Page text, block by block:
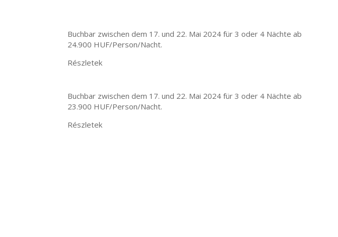
Buchbar zwischen dem 17. und 22. Mai 2024 für 3 oder 4 Nächte ab
24.900 HUF/Person/Nacht.
Részletek
Buchbar zwischen dem 17. und 22. Mai 2024 für 3 oder 4 Nächte ab
23.900 HUF/Person/Nacht.
Részletek